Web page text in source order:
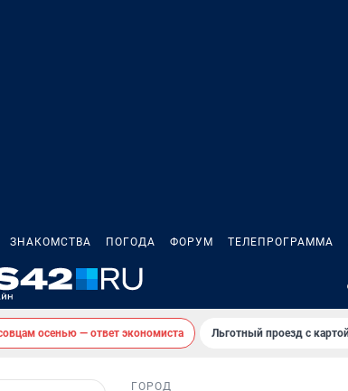
ЗНАКОМСТВА ПОГОДА ФОРУМ ТЕЛЕПРОГРАММА
осенью — ответ экономиста Льготный проезд с
ГОРОД